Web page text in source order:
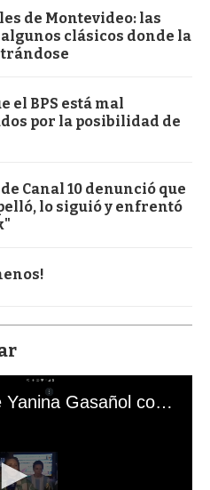
de Montevideo: las
clásicos donde la
el BPS está mal
por la posibilidad de
Canal 10 denunció que
lo siguió y enfrentó
El mal momento de Yanina Gasañol con un hincha argentino en "Subrayado"